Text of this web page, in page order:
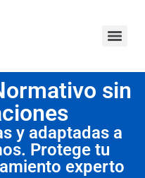
sin
y adaptadas a
Protege tu
experto